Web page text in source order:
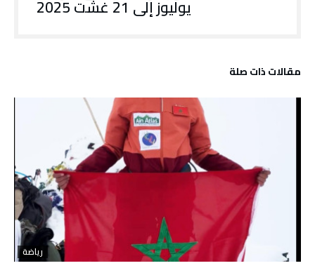
يوليوز إلى 21 غشت 2025
‫مقالات ذات صلة‬
رياضة